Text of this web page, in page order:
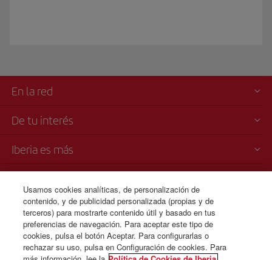
En la red
De tu interés
Iberia es más
Venta telefónica
+45 80 711 697
Lunes a domingo 00:00 - 24:00 horas ( español e inglés).
Usamos cookies analíticas, de personalización de
contenido, y de publicidad personalizada (propias y de
terceros) para mostrarte contenido útil y basado en tus
preferencias de navegación. Para aceptar este tipo de
cookies, pulsa el botón Aceptar. Para configurarlas o
rechazar su uso, pulsa en Configuración de cookies. Para